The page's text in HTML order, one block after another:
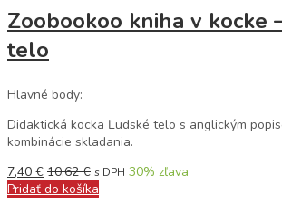
Zoobookoo kniha v kocke
telo
Hlavné body:
Didaktická kocka Ľudské telo s anglickým
kombinácie skladania.
7,40 € 10,62€ s DPH 30% zľava
Pridať do košíka